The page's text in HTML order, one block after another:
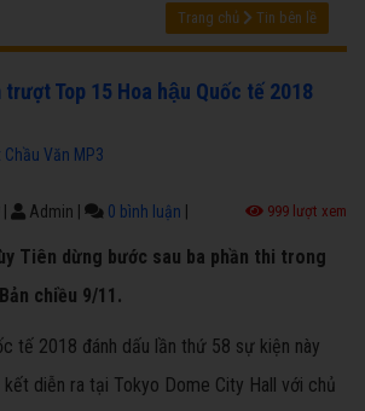
Trang chủ Tin bên lề
Top 15 Hoa hậu Quốc tế 2018
Chầu Văn MP3
Admin 0 bình luận 999 lượt xem
Tiên dừng bước sau ba phần thi trong
chiều 9/11.
tế 2018 đánh dấu lần thứ 58 sự kiện này
diễn ra tại Tokyo Dome City Hall với chủ